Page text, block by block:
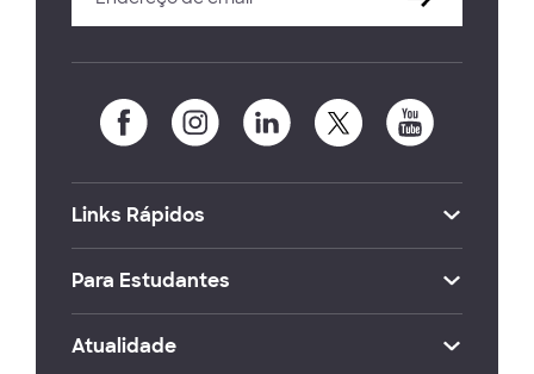
Links Rápidos
Para Estudantes
Atualidade